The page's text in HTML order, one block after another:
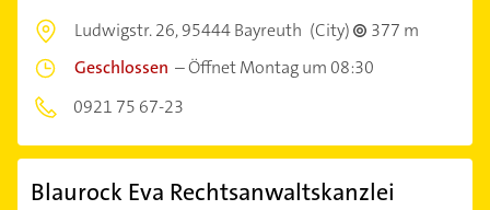
Ludwigstr. 26,95444 Bayreuth (City)
377 m
Geschlossen –Öffnet Montag um 08:30
0921 75 67-23
Blaurock Eva Rechtsanwaltskanzlei